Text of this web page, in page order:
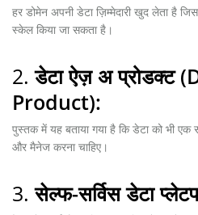
हर डोमेन अपनी डेटा ज़िम्मेदारी खुद लेता है
स्केल किया जा सकता है।
2.डेटा ऐज़ अ प्रोडक्ट
Product):
पुस्तक में यह बताया गया है कि डेटा को भी एक
और मैनेज करना चाहिए।
3.सेल्फ-सर्विस डेटा